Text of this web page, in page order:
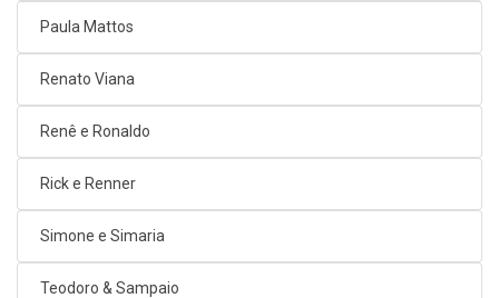
Paula Mattos
Renato Viana
Renê e Ronaldo
Rick e Renner
Simone e Simaria
Teodoro & Sampaio